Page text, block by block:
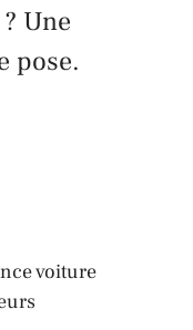
Une
pose.
voiture